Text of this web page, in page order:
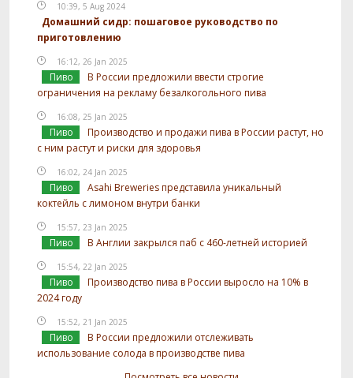
10:39, 5 Aug 2024
Домашний сидр: пошаговое руководство по
приготовлению
16:12, 26 Jan 2025
Пиво
В России предложили ввести строгие
ограничения на рекламу безалкогольного пива
16:08, 25 Jan 2025
Пиво
Производство и продажи пива в России растут, но
с ним растут и риски для здоровья
16:02, 24 Jan 2025
Пиво
Asahi Breweries представила уникальный
коктейль с лимоном внутри банки
15:57, 23 Jan 2025
Пиво В Англии закрылся паб с 460-летней историей
15:54, 22 Jan 2025
Пиво
Производство пива в России выросло на 10% в
2024 году
15:52, 21 Jan 2025
Пиво
В России предложили отслеживать
использование солода в производстве пива